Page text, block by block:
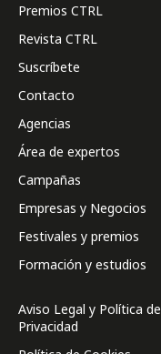
Premios CTRL
Revista CTRL
Suscríbete
Contacto
Agencias
Área de expertos
Campañas
Empresas y Negocios
Festivales y premios
Formación y estudios
Aviso Legal y Política de
Privacidad